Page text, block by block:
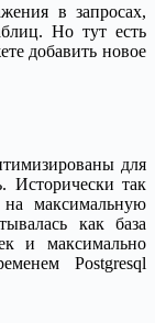
в запросах,
Но тут есть
добавить новое
для
Исторически так
на максимальную
как база
и максимально
Postgresql